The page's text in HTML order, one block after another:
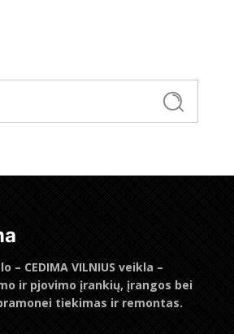
Ieškoti
– CEDIMA VILNIUS veikla –
ir pjovimo įrankių, įrangos bei
tiekimas ir remontas.